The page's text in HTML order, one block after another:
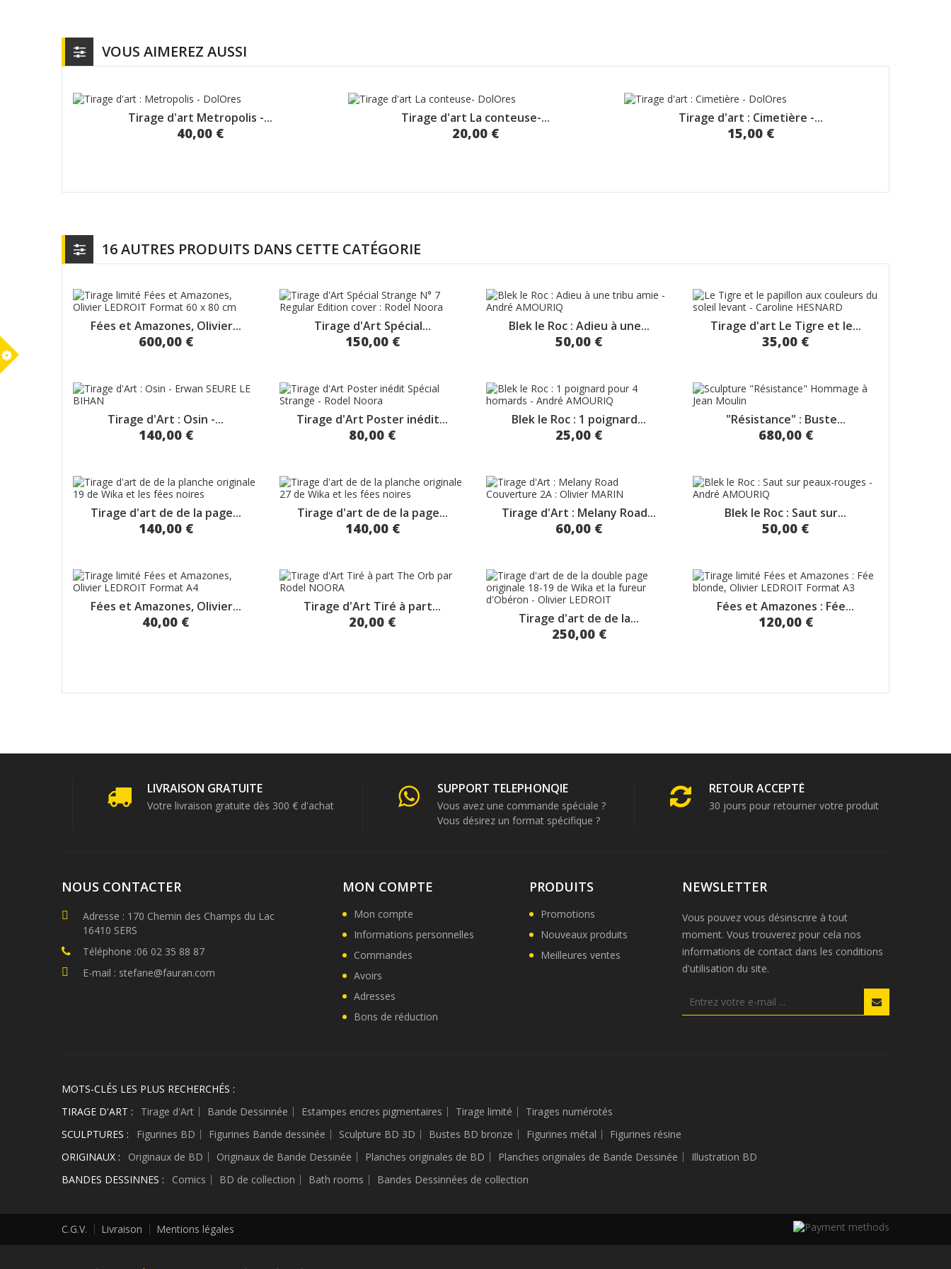
VOUS AIMEREZ AUSSI
Tirage d'art Metropolis -...
40,00 €
Tirage d'art La conteuse-...
20,00 €
Tirage d'art : Cimetière -...
15,00 €
16 AUTRES PRODUITS DANS CETTE CATÉGORIE
Fées et Amazones, Olivier...
600,00 €
Tirage d'Art Spécial...
150,00 €
Blek le Roc : Adieu à une...
50,00 €
Tirage d'art Le Tigre et le...
35,00 €
Tirage d'Art : Osin -...
140,00 €
Tirage d'Art Poster inédit...
80,00 €
Blek le Roc : 1 poignard...
25,00 €
"Résistance" : Buste...
680,00 €
Tirage d'art de de la page...
140,00 €
Tirage d'art de de la page...
140,00 €
Tirage d'Art : Melany Road...
60,00 €
Blek le Roc : Saut sur...
50,00 €
Fées et Amazones, Olivier...
40,00 €
Tirage d'Art Tiré à part...
20,00 € Tirage d'art de de la...
250,00 €
Fées et Amazones : Fée...
120,00 €
LIVRAISON GRATUITE
Votre livraison gratuite dès 300 € d'achat
SUPPORT TELEPHONQIE
Vous avez une commande spéciale ?
Vous désirez un format spécifique ?
RETOUR ACCEPTÉ
30 jours pour retourner votre produit
NOUS CONTACTER
Adresse : 170 Chemin des Champs du Lac
16410 SERS
Téléphone :06 02 35 88 87
E-mail : stefane@fauran.com
MON COMPTE
Mon compte
Informations personnelles
Commandes
Avoirs
Adresses
Bons de réduction
PRODUITS
Promotions
Nouveaux produits
Meilleures ventes
NEWSLETTER
Vous pouvez vous désinscrire à tout
moment. Vous trouverez pour cela nos
informations de contact dans les conditions
d'utilisation du site.
MOTS-CLÉS LES PLUS RECHERCHÉS :
TIRAGE D'ART :
Tirage d'Art Bande Dessinnée Estampes encres pigmentaires Tirage limité
Tirages numérotés
SCULPTURES :
Figurines BD Figurines Bande dessinée Sculpture BD 3D Bustes BD bronze Figurines métal
Figurines résine
ORIGINAUX :
Originaux de BD Originaux de Bande Dessinée Planches originales de BD Planches originales de Bande Dessinée
Illustration BD
BANDES DESSINNES :
Comics BD de collection Bath rooms Bandes Dessinnées de collection
C.G.V. Livraison Mentions légales